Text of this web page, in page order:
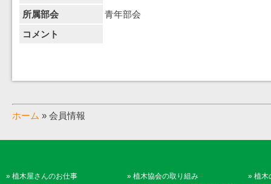
所属部会
青年部会
コメント
ホーム » 会員情報
» 植木屋さんのお仕事
» 植木協会の取り組み
» 植木